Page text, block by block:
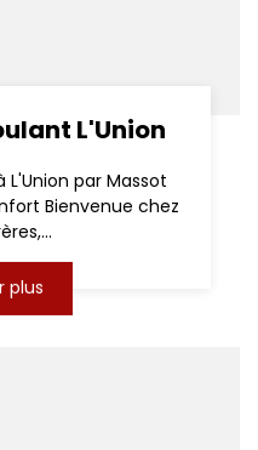
L'Union
L'Union par Massot
Bienvenue chez
plus